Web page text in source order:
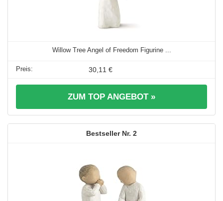
Willow Tree Angel of Freedom Figurine ...
30,11 €
ZUM TOP ANGEBOT »
2